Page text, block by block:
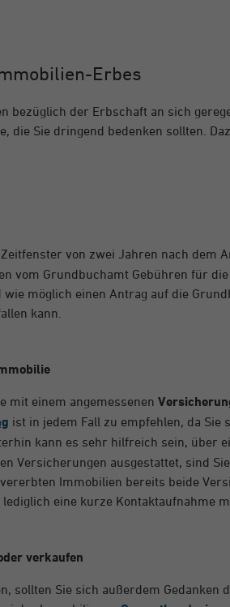
Erbes
bezüglich der Erbschaft an sich
die Sie dringend bedenken sollten.
von zwei Jahren nach dem
vom Grundbuchamt Gebühren für
möglich einen Antrag auf die
kann.
mit einem angemessenen
ist in jedem Fall zu empfehlen, da
kann es sehr hilfreich sein, über
Versicherungen ausgestattet, sind
Immobilien bereits beide
eine kurze Kontaktaufnahme
verkaufen
sollten Sie sich außerdem